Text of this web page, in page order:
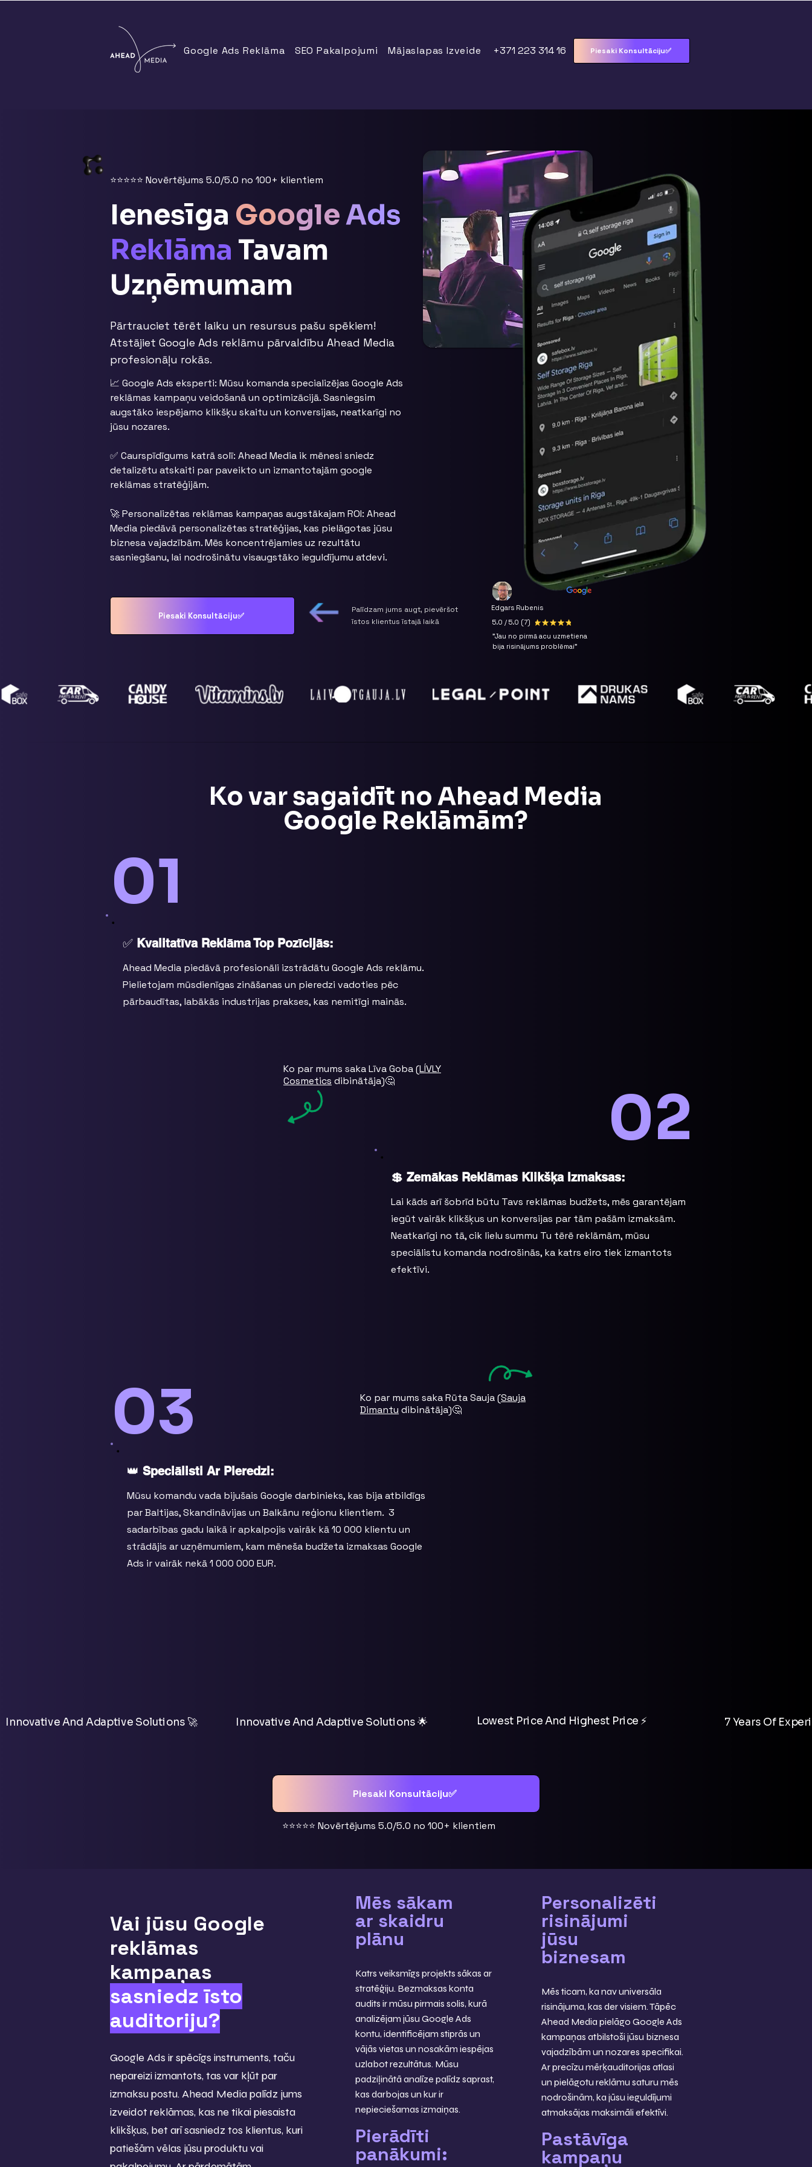
+371 223 314 16
Google Ads Reklāma SEO Pakalpojumi Mājaslapas Izveide Piesaki Konsultāciju✅
⭐⭐⭐⭐⭐ Novērtējums 5.0/5.0 no 100+ klientiem
Ienesīga GoogleAds
Reklāma Tavam
Uzņēmumam
Pārtrauciet tērēt laiku un resursus pašu spēkiem!
Atstājiet Google Ads reklāmu pārvaldību Ahead Media
profesionāļu rokās.
📈 Google Ads eksperti: Mūsu komanda specializējas Google Ads
reklāmas kampaņu veidošanā un optimizācijā. Sasniegsim
augstāko iespējamo klikšķu skaitu un konversijas, neatkarīgi no
jūsu nozares.
✅ Caurspīdīgums katrā solī: Ahead Media ik mēnesi sniedz
detalizētu atskaiti par paveikto un izmantotajām google
reklāmas stratēģijām.
🚀 Personalizētas reklāmas kampaņas augstākajam ROI: Ahead
Media piedāvā personalizētas stratēģijas, kas pielāgotas jūsu
biznesa vajadzībām. Mēs koncentrējamies uz rezultātu
sasniegšanu, lai nodrošinātu visaugstāko ieguldījumu atdevi.
Piesaki Konsultāciju✅
Palīdzam jums augt, pievēršot
īstos klientus īstajā laikā
Edgars Rubenis
5.0 / 5.0 (7)
"Jau no pirmā acu uzmetiena
bija risinājums problēmai"
Ko var sagaidīt no Ahead Media
Google Reklāmām?
01
✅ Kvalitatīva Reklāma Top Pozīcijās:
Ahead Media piedāvā profesionāli izstrādātu Google Ads reklāmu.
Pielietojam mūsdienīgas zināšanas un pieredzi vadoties pēc
pārbaudītas, labākās industrijas prakses, kas nemitīgi mainās.
02
💲 Zemākas Reklāmas Klikšķa Izmaksas:
Lai kāds arī šobrīd būtu Tavs reklāmas budžets, mēs garantējam
iegūt vairāk klikšķus un konversijas par tām pašām izmaksām.
Neatkarīgi no tā, cik lielu summu Tu tērē reklāmām, mūsu
speciālistu komanda nodrošinās, ka katrs eiro tiek izmantots
efektīvi.
Ko par mums saka Līva Goba (LÍVLY
Cosmetics dibinātāja)🤔
03
👑 Speciālisti Ar Pieredzi:
Mūsu komandu vada bijušais Google darbinieks, kas bija atbildīgs
par Baltijas, Skandināvijas un Balkānu reģionu klientiem. 3
sadarbības gadu laikā ir apkalpojis vairāk kā 10 000 klientu un
strādājis ar uzņēmumiem, kam mēneša budžeta izmaksas Google
Ads ir vairāk nekā 1 000 000 EUR.
Ko par mums saka Rūta Sauja (Sauja
Dimantu dibinātāja)🤔
Innovative And Adaptive Solutions 🚀 Innovative And Adaptive Solutions 🌟 Lowest Price And Highest Price ⚡ 7 Years Of
Piesaki Konsultāciju✅
⭐⭐⭐⭐⭐ Novērtējums 5.0/5.0 no 100+ klientiem
Vai jūsu Google
reklāmas
kampaņas
sasniedz īsto
auditoriju?
Google Ads ir spēcīgs instruments, taču
nepareizi izmantots, tas var kļūt par
izmaksu postu. Ahead Media palīdz jums
izveidot reklāmas, kas ne tikai piesaista
klikšķus, bet arī sasniedz tos klientus, kuri
patiešām vēlas jūsu produktu vai
Mēs sākam
ar skaidru
plānu
Katrs veiksmīgs projekts sākas ar
stratēģiju. Bezmaksas konta
audits ir mūsu pirmais solis, kurā
analizējam jūsu Google Ads
kontu, identificējam stiprās un
vājās vietas un nosakām iespējas
uzlabot rezultātus. Mūsu
padziļinātā analīze palīdz saprast,
kas darbojas un kur ir
nepieciešamas izmaiņas.
Pierādīti
panākumi:
Personalizēti
risinājumi
jūsu
biznesam
Mēs ticam, ka nav universāla
risinājuma, kas der visiem. Tāpēc
Ahead Media pielāgo Google Ads
kampaņas atbilstoši jūsu biznesa
vajadzībām un nozares specifikai.
Ar precīzu mērķauditorijas atlasi
un pielāgotu reklāmu saturu mēs
nodrošinām, ka jūsu ieguldījumi
atmaksājas maksimāli efektīvi.
Pastāvīga
kampaņu